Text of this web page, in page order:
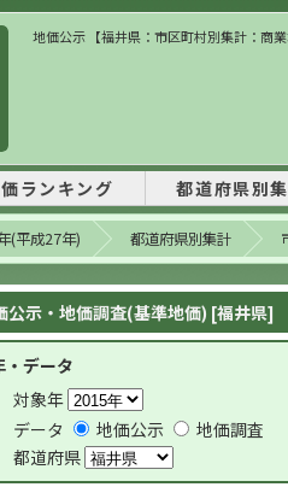
地価公示 【福井県：市区町村別集計：商
ランキング 都道府県別
(平成27年) 都道府県別集計
公示・地価調査(基準地価) [福井県]
・データ
対象年
データ
地価公示
地価調査
都道府県